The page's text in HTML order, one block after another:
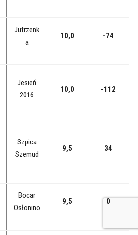
Jutrzenk
a
10,0 -74
Jesień
2016
10,0 -112
Szpica
Szemud
9,5 34
Bocar
Osłonino
9,5 0